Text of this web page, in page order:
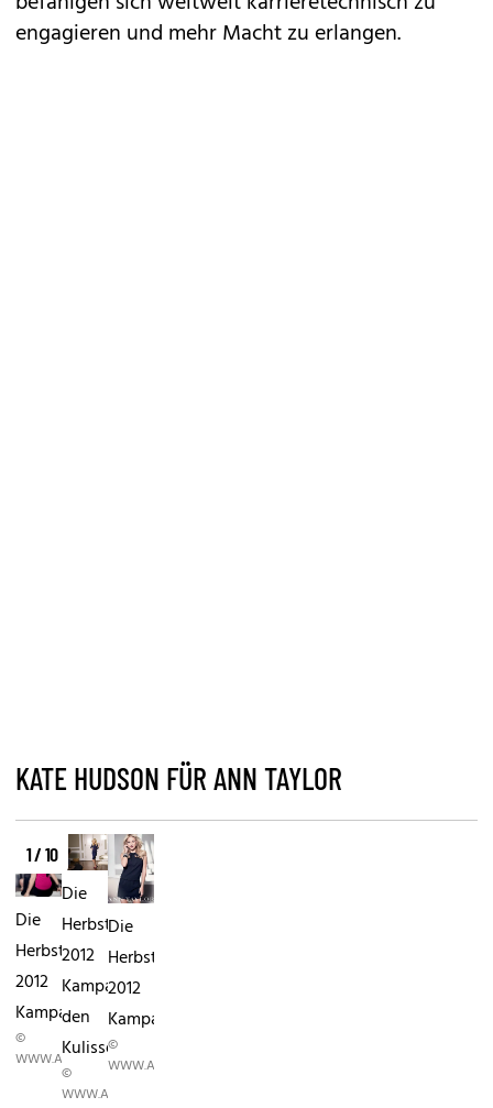
engagieren und mehr Macht zu erlangen.
KATE HUDSON FÜR ANN TAYLOR
1 / 10
Die
Herbst/Winter
2012
Kampagne
©
WWW.ANNTAYLOR.COM
Die
Herbst/Winter
2012
KampagneHinter
den
Kulissen
©
WWW.ANNTAYLOR.COM
Die
Herbst/Winter
2012
Kampagne
©
WWW.ANNTAYLOR.COM